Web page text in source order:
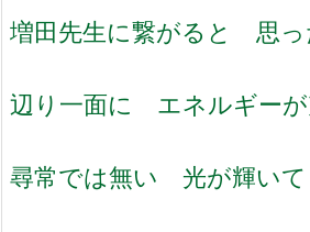
増田先生に繋がると 思っ
辺り一面に エネルギーが
尋常では無い 光が輝いて